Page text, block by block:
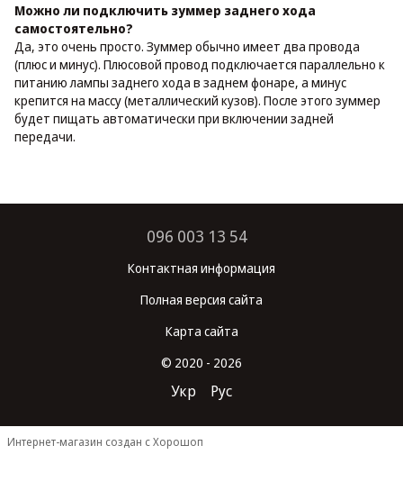
Можно ли подключить зуммер заднего хода
самостоятельно?
Да, это очень просто. Зуммер обычно имеет два провода
(плюс и минус). Плюсовой провод подключается параллельно к
питанию лампы заднего хода в заднем фонаре, а минус
крепится на массу (металлический кузов). После этого зуммер
будет пищать автоматически при включении задней
передачи.
096 003 13 54
Контактная информация
Полная версия сайта
Карта сайта
© 2020 - 2026
Укр Рус
Интернет-магазин создан с Хорошоп